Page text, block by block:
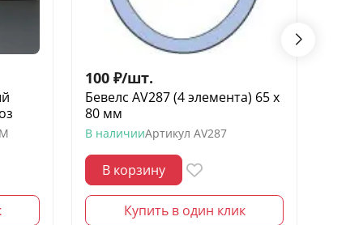
100 ₽/шт.
Бевелс AV287 (4 элемента) 65 х
80 мм
В наличииАртикул AV287
В корзину
Купить в один клик